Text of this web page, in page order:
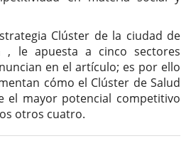
Clúster de la ciudad de
, le apuesta a cinco sectores
en el artículo; es por ello
cómo el Clúster de Salud
el mayor potencial competitivo
otros cuatro.